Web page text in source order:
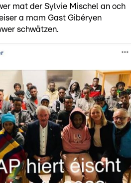
mat der Sylvie Mischel an och
a mam Gast Gibéryen
schwätzen.